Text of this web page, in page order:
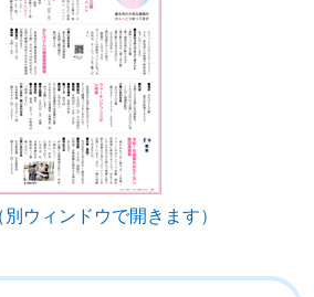
ウィンドウで開きます）